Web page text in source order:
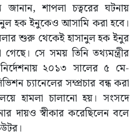
জানান, শাপলা চত্বরের ঘটনায়
হক ইনুকেও আসামি করা হবে।
শুরু থেকেই হাসানুল হক ইনুর
গেছে। সে সময় তিনি তথ্যমন্ত্রীর
নির্দেশনায় ২০১৩ সালের ৫ মে-
চ্যানেলের সম্প্রচার বন্ধ করা
হামলা চালানো হয়। সংসদে
দায়ও স্বীকার করেছিলেন বলে